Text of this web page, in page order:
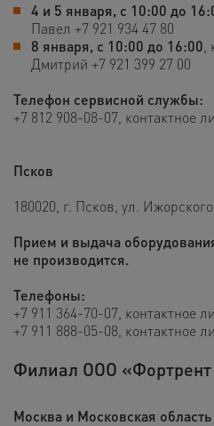
4 и 5 января, с 10:00 до
Павел +7 921 934 47 80
8 января, с 10:00 до 16:00
Дмитрий +7 921 399 27 00
Телефон сервисной службы:
+7 812 908-08-07 , контактное
Псков
180020, г. Псков, ул.
Прием и выдача
не производится.
Телефоны:
+7 911 364-70-07 , контактное
+7 911 888-05-08 , контактное
Филиал ООО
Москва и Московская область